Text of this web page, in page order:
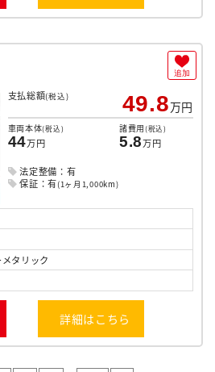
支払総額(税込) 49.8万円
車両本体(税込)
44万円
諸費用(税込)
5.8万円
法定整備：有
保証：有(1ヶ月1,000km)
タリック
詳細はこちら
追加